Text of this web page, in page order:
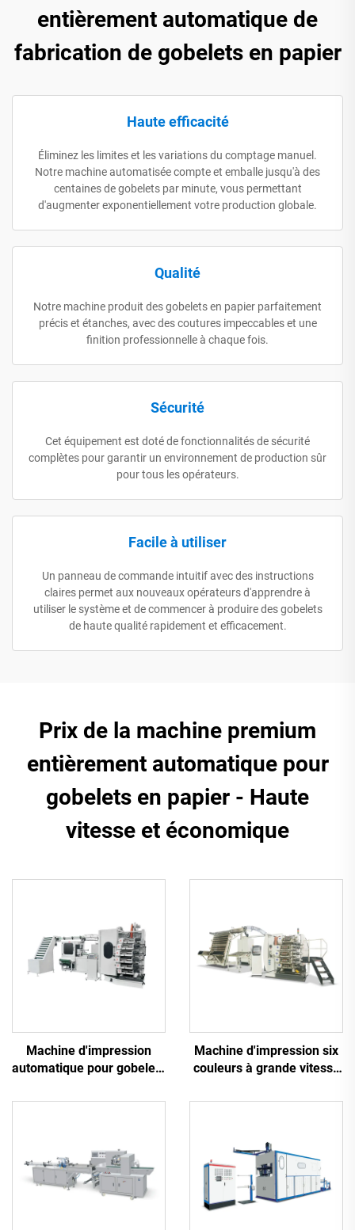
entièrement automatique de
fabrication de gobelets en papier
Haute efficacité
Éliminez les limites et les variations du comptage manuel.
Notre machine automatisée compte et emballe jusqu'à des
centaines de gobelets par minute, vous permettant
d'augmenter exponentiellement votre production globale.
Qualité
Notre machine produit des gobelets en papier parfaitement
précis et étanches, avec des coutures impeccables et une
finition professionnelle à chaque fois.
Sécurité
Cet équipement est doté de fonctionnalités de sécurité
complètes pour garantir un environnement de production sûr
pour tous les opérateurs.
Facile à utiliser
Un panneau de commande intuitif avec des instructions
claires permet aux nouveaux opérateurs d'apprendre à
utiliser le système et de commencer à produire des gobelets
de haute qualité rapidement et efficacement.
Prix de la machine premium
entièrement automatique pour
gobelets en papier - Haute
vitesse et économique
Machine d'impression
automatique pour gobelets
Machine d'impression six
couleurs à grande vitesse